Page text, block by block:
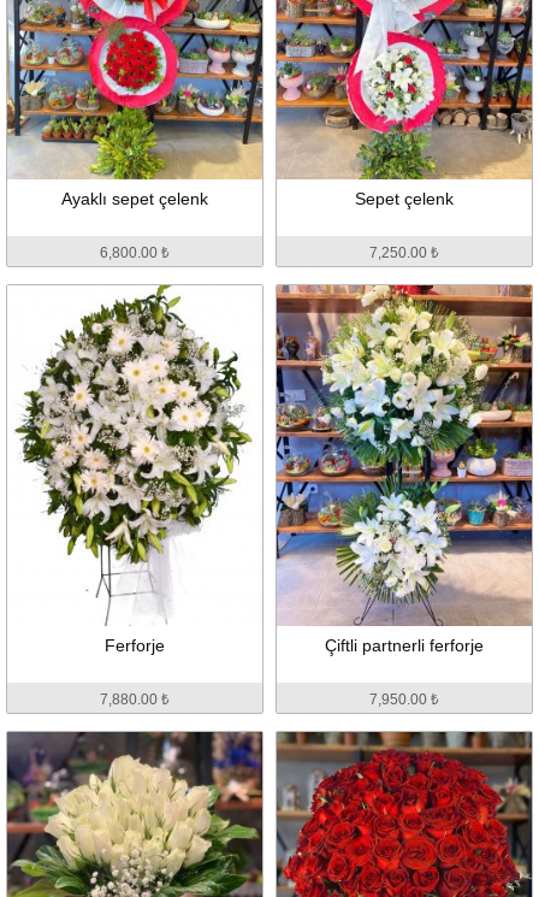
Ayaklı sepet çelenk
6,800.00 ₺
Sepet çelenk
7,250.00 ₺
Ferforje
7,880.00 ₺
Çiftli partnerli ferforje
7,950.00 ₺